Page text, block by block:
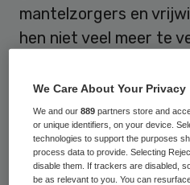
mantelzorgers en
hen niet veel meer te
Sociaal Cultureel
Het wordt
veel,schrijven de
SCP. Dat heeft onder
We Care About Your Privacy
We and our889 partners store and
or unique identifiers, on your device.
technologies to support the purposes
process data to provide. Selecting
disable them. If trackers are disabled,
be as relevant to you. You can